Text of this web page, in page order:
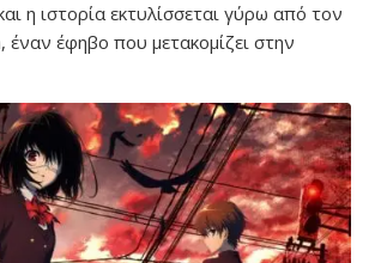
η ιστορία εκτυλίσσεται γύρω από τον
έναν έφηβο που μετακομίζει στην